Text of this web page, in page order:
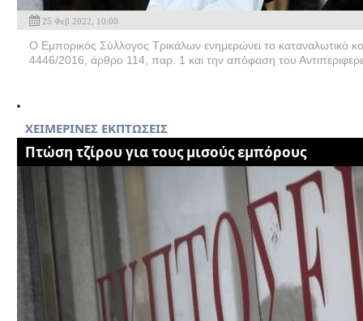
25 Φεβ 2022, 10:00
Ο Εμπορικός Σύλλογος Τρικάλων ενημερώνει το καταναλωτικό
4446/2016, άρθρο 114, παρ. 1 και την απόφαση του
ΧΕΙΜΕΡΙΝΕΣ ΕΚΠΤΩΣΕΙΣ
Πτώση τζίρου για τους μισούς εμπόρους